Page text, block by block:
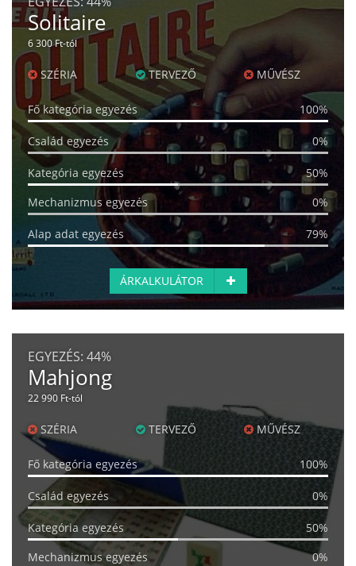
Solitaire
6 300 Ft-tól
SZÉRIA TERVEZŐ MŰVÉSZ
Fő kategória egyezés 100%
Család egyezés 0%
Kategória egyezés
50%
Mechanizmus egyezés
0%
Alap adat egyezés 79%
ÁRKALKULÁTOR
EGYEZÉS: 44%
Mahjong
22 990 Ft-tól
SZÉRIA TERVEZŐ MŰVÉSZ
Fő kategória egyezés 100%
Család egyezés 0%
Kategória egyezés
50%
Mechanizmus egyezés
0%